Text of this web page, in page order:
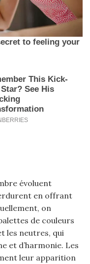
évoluent
en offrant
on
de couleurs
les neutres, qui
et d’harmonie. Les
leur apparition